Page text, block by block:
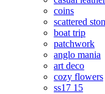
coins
scattered
boat trip
patchwork
anglo mania
art deco
cozy flowers
ss17 15